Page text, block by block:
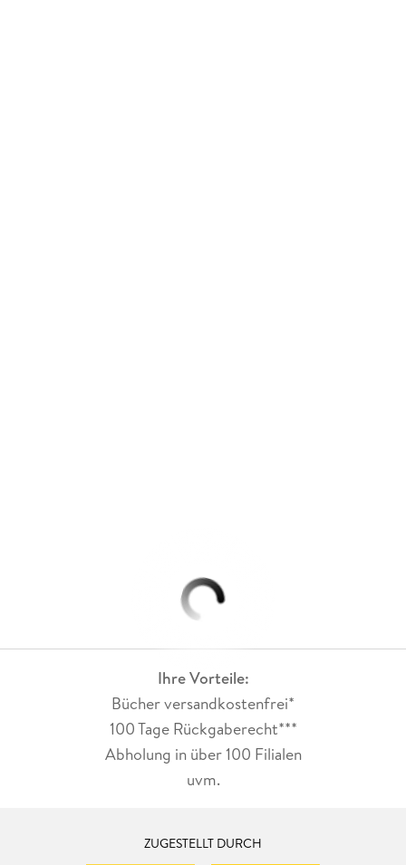
Ihre Vorteile:
Bücher versandkostenfrei*
100 Tage Rückgaberecht***
Abholung in über 100 Filialen
uvm.
ZUGESTELLT DURCH